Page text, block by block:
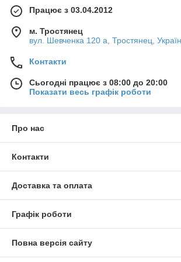
поставленим на них завданням. Не
телефонуйте та замовляйте чудові вставки
повної герметизації!
Працює з 03.04.2012
м. Тростянец
вул. Шевченка 120 а, Тростянец,
Контакти
Сьогодні працює з 08:00 до 20:00
Показати весь графік роботи
Про нас
Контакти
Доставка та оплата
Графік роботи
Повна версія сайту